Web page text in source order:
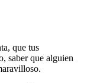
que tus
saber que alguien